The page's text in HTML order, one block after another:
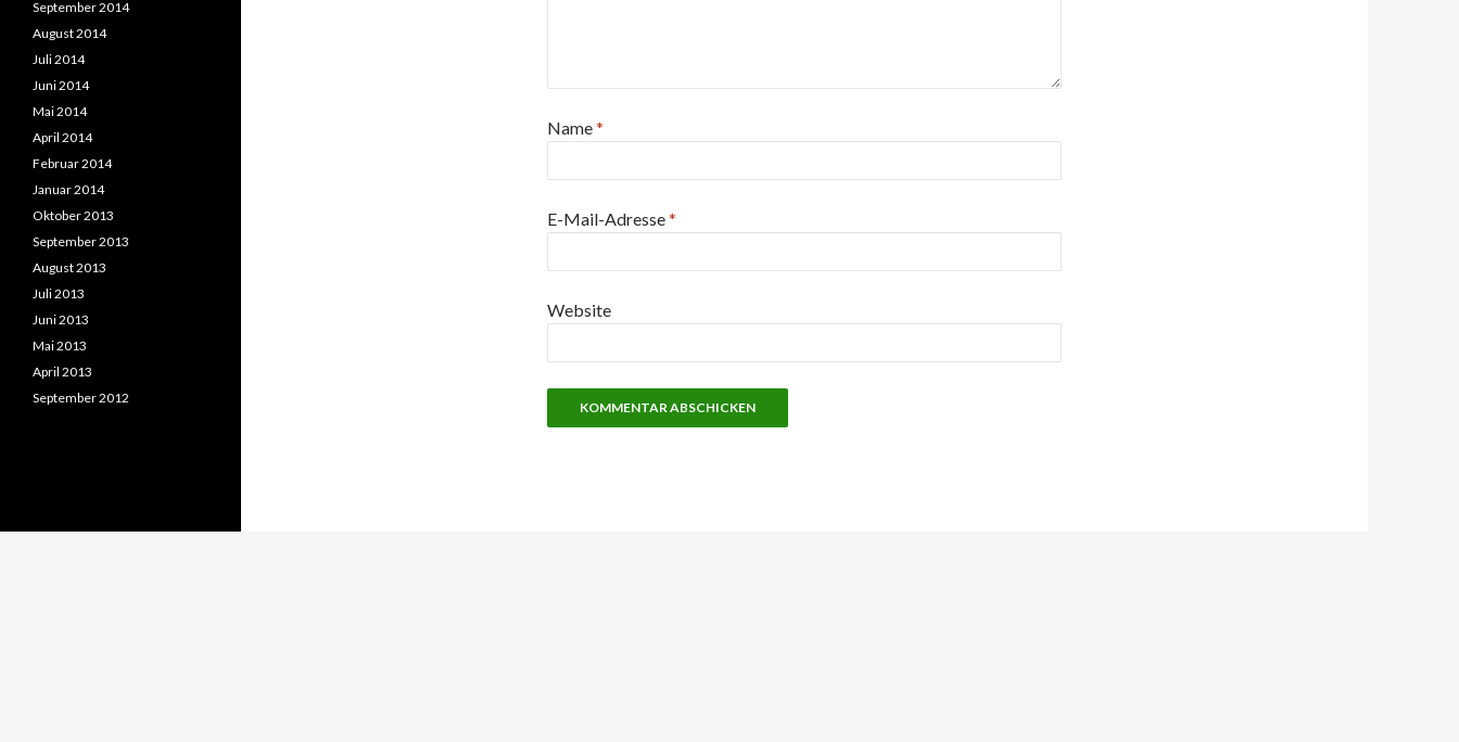
Name*
E-Mail-Adresse*
Website
September 2014
August 2014
Juli 2014
Juni 2014
Mai 2014
April 2014
Februar 2014
Januar 2014
Oktober 2013
September 2013
August 2013
Juli 2013
Juni 2013
Mai 2013
April 2013
September 2012